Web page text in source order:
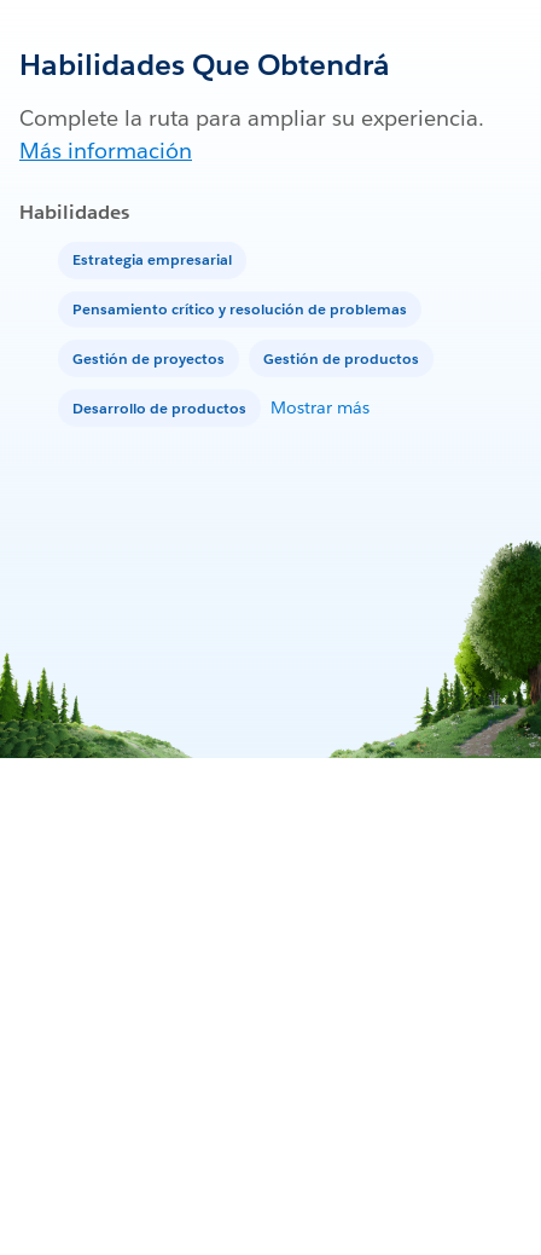
Habilidades Que Obtendrá
Complete la ruta para ampliar su experiencia.
Más información
Habilidades
Estrategia empresarial
Pensamiento crítico y resolución de problemas
Gestión de proyectos Gestión de productos
Desarrollo de productos Mostrar más